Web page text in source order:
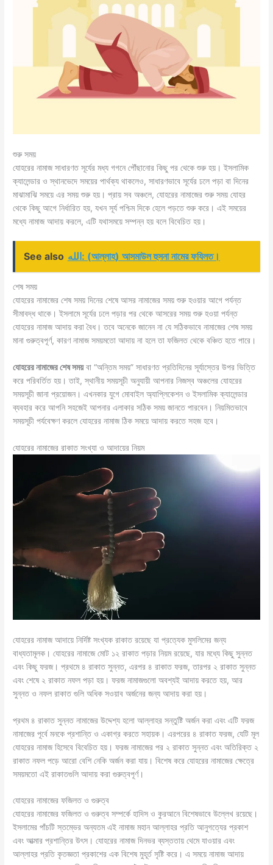
শুরু সময়
যোহরের নামাজ সাধারণত সূর্যের মধ্য গগনে পৌঁছানোর কিছু পর থেকে শুরু হয়। ইসলামিক
ক্যালেন্ডার ও স্থানভেদে সময়ের পার্থক্য থাকলেও, সাধারণভাবে সূর্যের ঢলে পড়া বা দিনের
মাঝামাঝি সময়ে এর সময় শুরু হয়। প্রায় সব অঞ্চলে, যোহরের নামাজের শুরু সময় যোহর
থেকে কিছু আগে নির্ধারিত হয়, যখন সূর্য পশ্চিম দিকে হেলে পড়তে শুরু করে। এই সময়ের
মধ্যে নামাজ আদায় করলে, এটি যথাসময়ে সম্পন্ন হয় বলে বিবেচিত হয়।
See also الله: (আল্লাহ) আসমাউল হুসনা নামের ফযিলত।
শেষ সময়
যোহরের নামাজের শেষ সময় দিনের শেষে আসর নামাজের সময় শুরু হওয়ার আগে পর্যন্ত
সীমাবদ্ধ থাকে। ইসলামে সূর্যের ঢলে পড়ার পর থেকে আসরের সময় শুরু হওয়া পর্যন্ত
যোহরের নামাজ আদায় করা বৈধ। তবে অনেকে জানেন না যে সঠিকভাবে নামাজের শেষ সময়
মানা গুরুত্বপূর্ণ, কারণ নামাজ সময়মতো আদায় না হলে তা ফজিলত থেকে বঞ্চিত হতে পারে।
যোহরের নামাজের শেষ সময়বা “অন্তিম সময়” সাধারণত প্রতিদিনের সূর্যাস্তের উপর ভিত্তি
করে পরিবর্তিত হয়। তাই, স্থানীয় সময়সূচী অনুযায়ী আপনার নিজস্ব অঞ্চলের যোহরের
সময়সূচী জানা প্রয়োজন। এখনকার যুগে মোবাইল অ্যাপ্লিকেশন ও ইসলামিক ক্যালেন্ডার
ব্যবহার করে আপনি সহজেই আপনার এলাকার সঠিক সময় জানতে পারবেন। নিয়মিতভাবে
সময়সূচী পর্যবেক্ষণ করলে যোহরের নামাজ ঠিক সময়ে আদায় করতে সহজ হবে।
যোহরের নামাজের রাকাত সংখ্যা ও আদায়ের নিয়ম
যোহরের নামাজ আদায়ে নির্দিষ্ট সংখ্যক রাকাত রয়েছে যা প্রত্যেক মুসলিমের জন্য
বাধ্যতামূলক। যোহরের নামাজে মোট ১২ রাকাত পড়ার নিয়ম রয়েছে, যার মধ্যে কিছু সুন্নত
এবং কিছু ফরজ। প্রথমে ৪ রাকাত সুন্নত, এরপর ৪ রাকাত ফরজ, তারপর ২ রাকাত সুন্নত
এবং শেষে ২ রাকাত নফল পড়া হয়। ফরজ নামাজগুলো অবশ্যই আদায় করতে হয়, আর
সুন্নত ও নফল রাকাত গুলি অধিক সওয়াব অর্জনের জন্য আদায় করা হয়।
প্রথম ৪ রাকাত সুন্নত নামাজের উদ্দেশ্য হলো আল্লাহর সন্তুষ্টি অর্জন করা এবং এটি ফরজ
নামাজের পূর্বে মনকে প্রশান্তি ও একাগ্র করতে সহায়ক। এরপরের ৪ রাকাত ফরজ, যেটি মূল
যোহরের নামাজ হিসেবে বিবেচিত হয়। ফরজ নামাজের পর ২ রাকাত সুন্নত এবং অতিরিক্ত ২
রাকাত নফল পড়ে আরো বেশি নেকি অর্জন করা যায়। বিশেষ করে যোহরের নামাজের ক্ষেত্রে
সময়মতো এই রাকাতগুলি আদায় করা গুরুত্বপূর্ণ।
যোহরের নামাজের ফজিলত ও গুরুত্ব
যোহরের নামাজের ফজিলত ও গুরুত্ব সম্পর্কে হাদিস ও কুরআনে বিশেষভাবে উল্লেখ রয়েছে।
ইসলামের পাঁচটি স্তম্ভের অন্যতম এই নামাজ মহান আল্লাহর প্রতি আনুগত্যের প্রকাশ
এবং আত্মার প্রশান্তির উৎস। যোহরের নামাজ দিনভর ব্যস্ততায় থেমে যাওয়ার এবং
আল্লাহর প্রতি কৃতজ্ঞতা প্রকাশের এক বিশেষ মুহূর্ত সৃষ্টি করে। এ সময়ে নামাজ আদায়